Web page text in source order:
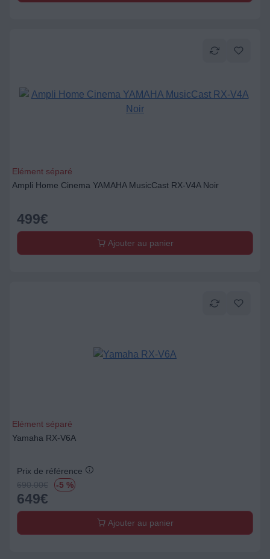
Elément séparé
Ampli Home Cinema YAMAHA MusicCast RX-V4A Noir
499€
Ajouter au panier
Elément séparé
Yamaha RX-V6A
Prix de référence
690.00€ -5 %
649€
Ajouter au panier